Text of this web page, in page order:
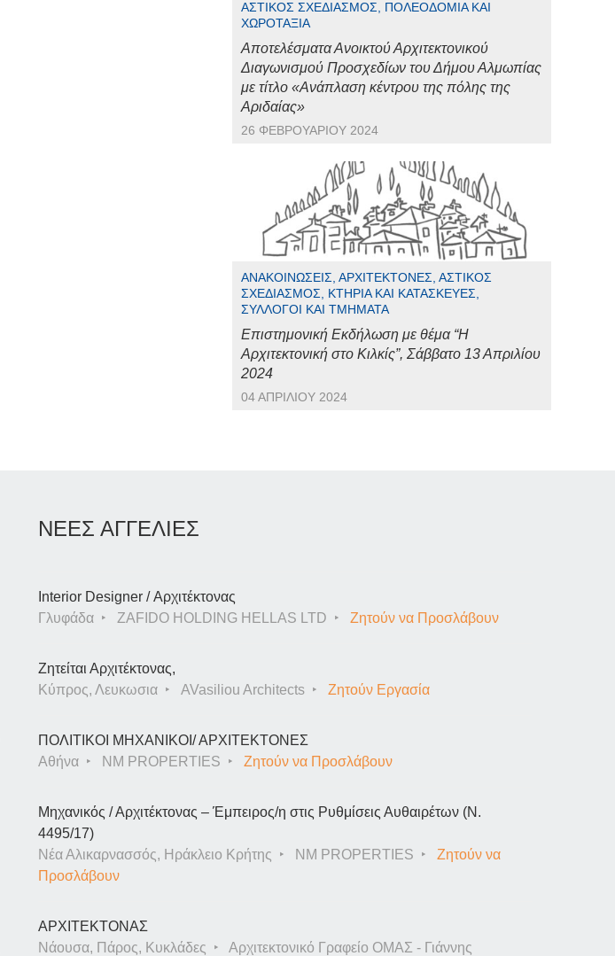
ΑΣΤΙΚΌΣ ΣΧΕΔΙΑΣΜΌΣ, ΠΟΛΕΟΔΟΜΊΑ ΚΑΙ
ΧΩΡΟΤΑΞΊΑ
Αποτελέσματα Ανοικτού Αρχιτεκτονικού
Διαγωνισμού Προσχεδίων του Δήμου Αλμωπίας
με τίτλο «Ανάπλαση κέντρου της πόλης της
Αριδαίας»
26 ΦΕΒΡΟΥΑΡΊΟΥ 2024
ΑΝΑΚΟΙΝΏΣΕΙΣ, ΑΡΧΙΤΈΚΤΟΝΕΣ, ΑΣΤΙΚΌΣ
ΣΧΕΔΙΑΣΜΌΣ, ΚΤΉΡΙΑ ΚΑΙ ΚΑΤΑΣΚΕΥΈΣ,
ΣΎΛΛΟΓΟΙ ΚΑΙ ΤΜΉΜΑΤΑ
Επιστημονική Εκδήλωση με θέμα “Η
Αρχιτεκτονική στο Κιλκίς”, Σάββατο 13 Απριλίου
2024
04 ΑΠΡΙΛΊΟΥ 2024
ΝΕΕΣ ΑΓΓΕΛΙΕΣ
Interior Designer / Αρχιτέκτονας
Γλυφάδα
ZAFIDO HOLDING HELLAS LTD Ζητούν να Προσλάβουν
Ζητείται Αρχιτέκτονας,
Κύπρος, Λευκωσια
AVasiliou Architects Ζητούν Εργασία
ΠΟΛΙΤΙΚΟΙ ΜΗΧΑΝΙΚΟΙ/ ΑΡΧΙΤΕΚΤΟΝΕΣ
Αθήνα
NM PROPERTIES Ζητούν να Προσλάβουν
Μηχανικός / Αρχιτέκτονας – Έμπειρος/η στις Ρυθμίσεις Αυθαιρέτων (Ν.
4495/17)
Νέα Αλικαρνασσός, Ηράκλειο Κρήτης
NM PROPERTIES
Ζητούν να
Προσλάβουν
ΑΡΧΙΤΕΚΤΟΝΑΣ
Νάουσα, Πάρος, Κυκλάδες
Αρχιτεκτονικό Γραφείο ΟΜΑΣ - Γιάννης